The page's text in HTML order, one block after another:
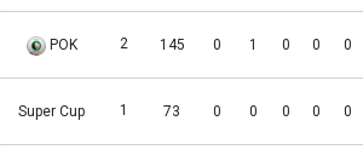
POK 2 145 0 1 0 0 0
Super Cup 1 73 0 0 0 0 0